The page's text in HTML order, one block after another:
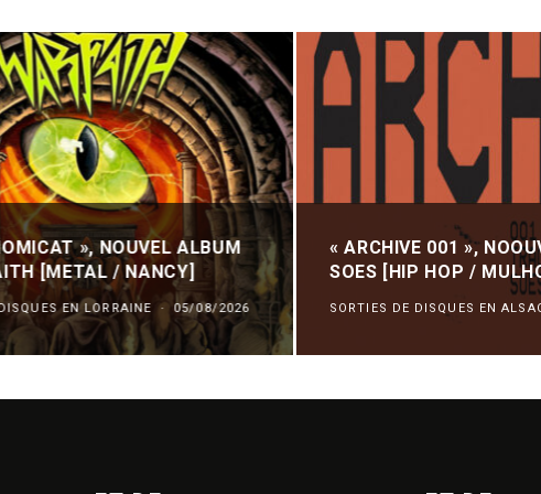
», NOUVEL ALBUM
[METAL / NANCY]
EN LORRAINE · 05/08/2026
« ARCHIVE 001 »,
SOES [HIP HOP /
SORTIES DE DISQUES EN